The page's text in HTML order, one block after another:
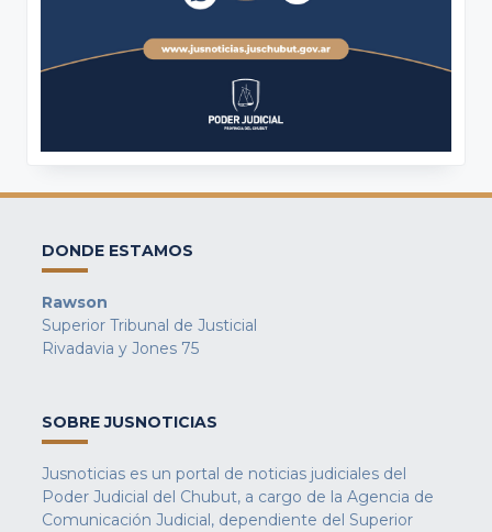
DONDE ESTAMOS
Rawson
Superior Tribunal de Justicial
Rivadavia y Jones 75
SOBRE JUSNOTICIAS
Jusnoticias es un portal de noticias judiciales del
Poder Judicial del Chubut, a cargo de la Agencia de
Comunicación Judicial, dependiente del Superior